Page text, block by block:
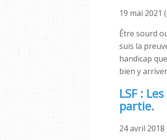
19 mai 2021
Être sourd
suis la
handicap
bien y
LSF :
partie.
24 avril 2018